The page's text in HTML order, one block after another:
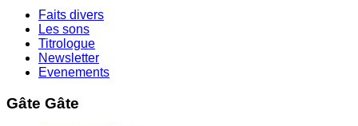
Faits divers
Les sons
Titrologue
Newsletter
Evenements
Gâte Gâte